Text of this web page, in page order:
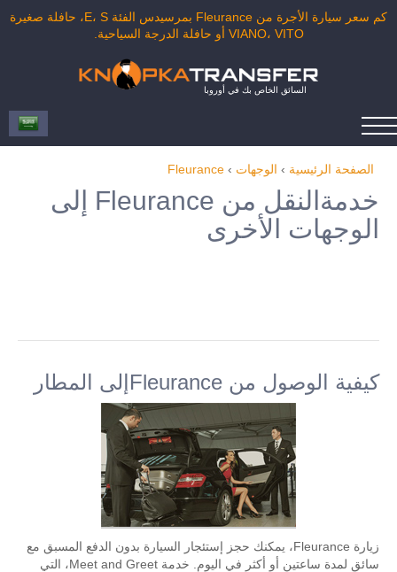
كم سعر سيارة الأجرة من Fleurance بمرسيدس الفئة E، S، حافلة صغيرة
VIANO، VITO أو حافلة الدرجة السياحية.
السائق الخاص بك في أوروبا
الصفحة الرئيسية › الوجهات ›
Fleurance
خدمةالنقل من Fleurance إلى
الوجهات الأخرى
كيفية الوصول من Fleuranceإلى المطار
زيارة Fleurance، يمكنك حجز إستئجار السيارة بدون الدفع المسبق مع
سائق لمدة ساعتين أو أكثر في اليوم. خدمة Meet and Greet، التي